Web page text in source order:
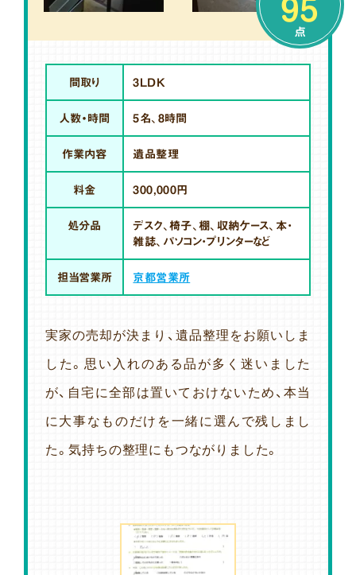
95
点
間取り 3LDK
人数・時間 5名、8時間
作業内容 遺品整理
料金 300,000円
処分品
デスク、椅子、棚、収納ケース、本・
雑誌、パソコン・プリンターなど
担当営業所 京都営業所
実家の売却が決まり、遺品整理をお願いしま
した。思い入れのある品が多く迷いました
が、自宅に全部は置いておけないため、本当
に大事なものだけを一緒に選んで残しまし
た。気持ちの整理にもつながりました。